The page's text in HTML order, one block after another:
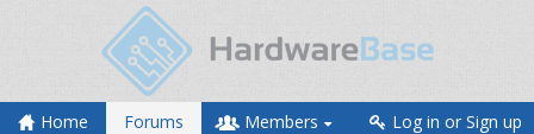
Home Forums Members Log in or Sign up